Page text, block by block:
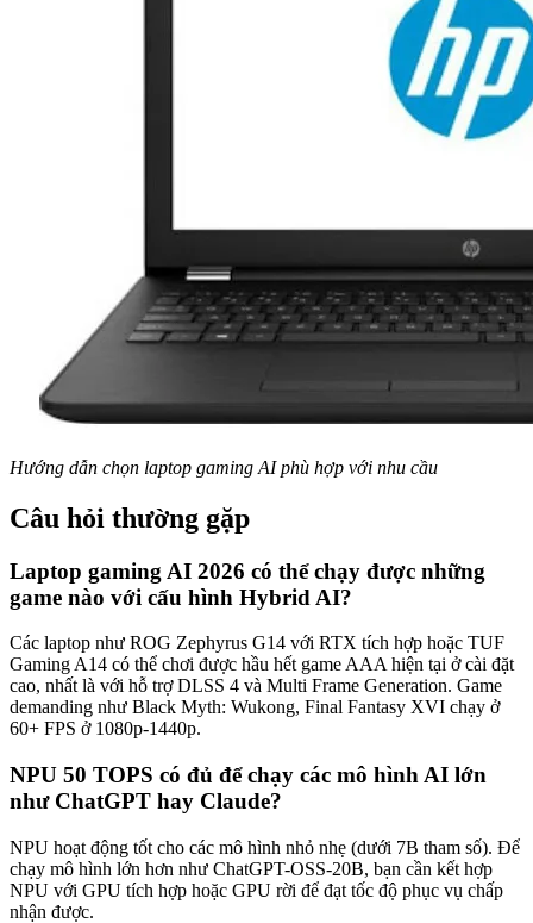
Hướng dẫn chọn laptop gaming AI phù hợp với nhu cầu
Câu hỏi thường gặp
Laptop gaming AI 2026 có thể chạy được những
game nào với cấu hình Hybrid AI?
Các laptop như ROG Zephyrus G14 với RTX tích hợp hoặc TUF
Gaming A14 có thể chơi được hầu hết game AAA hiện tại ở cài đặt
cao, nhất là với hỗ trợ DLSS 4 và Multi Frame Generation. Game
demanding như Black Myth: Wukong, Final Fantasy XVI chạy ở
60+ FPS ở 1080p-1440p.
NPU 50 TOPS có đủ để chạy các mô hình AI lớn
như ChatGPT hay Claude?
NPU hoạt động tốt cho các mô hình nhỏ nhẹ (dưới 7B tham số). Để
chạy mô hình lớn hơn như ChatGPT-OSS-20B, bạn cần kết hợp
NPU với GPU tích hợp hoặc GPU rời để đạt tốc độ phục vụ chấp
nhận được.